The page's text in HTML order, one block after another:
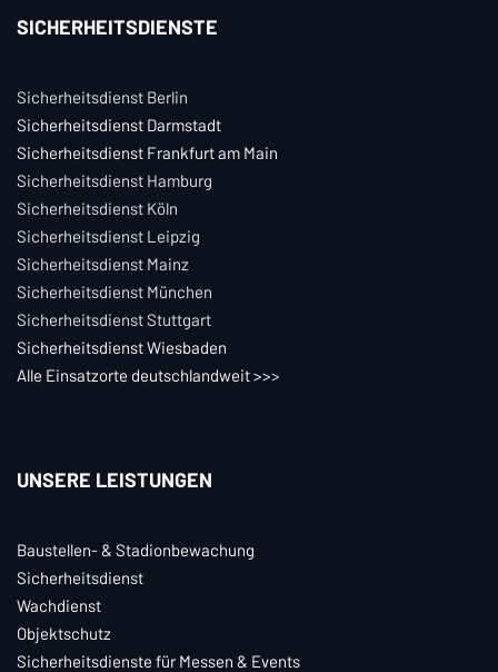
SICHERHEITSDIENSTE
Sicherheitsdienst Berlin
Sicherheitsdienst Darmstadt
Sicherheitsdienst Frankfurt am Main
Sicherheitsdienst Hamburg
Sicherheitsdienst Köln
Sicherheitsdienst Leipzig
Sicherheitsdienst Mainz
Sicherheitsdienst München
Sicherheitsdienst Stuttgart
Sicherheitsdienst Wiesbaden
Alle Einsatzorte deutschlandweit >>>
UNSERE LEISTUNGEN
Baustellen- & Stadionbewachung
Sicherheitsdienst
Wachdienst
Objektschutz
Sicherheitsdienste für Messen & Events